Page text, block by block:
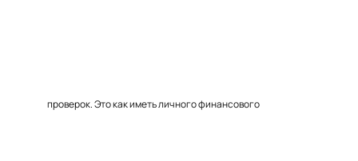
проверок. Это как иметь личного финансового